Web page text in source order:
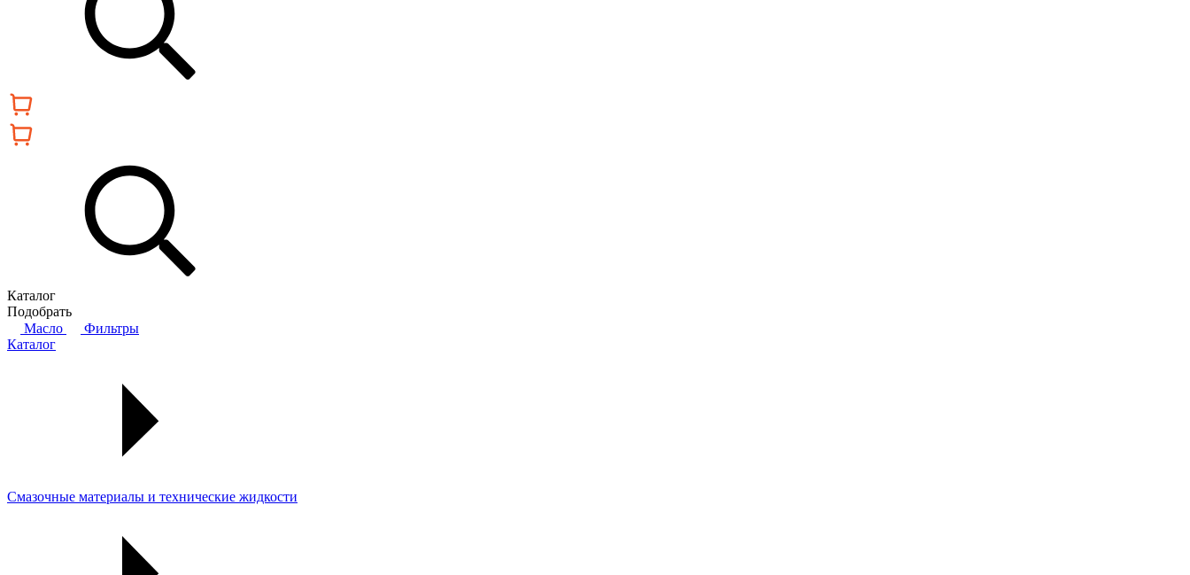
Каталог
Подобрать
Масло
Фильтры
Каталог
Смазочные материалы и технические жидкости